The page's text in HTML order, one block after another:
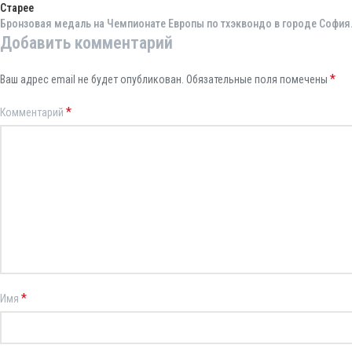
Старее
Бронзовая медаль на Чемпионате Европы по тхэквондо в городе
Добавить комментарий
Ваш адрес email не будет опубликован. Обязательные поля помечены *
Комментарий *
Имя *